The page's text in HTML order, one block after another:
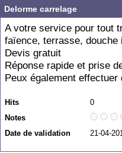
Delorme carrelage
A votre service pour tout
faïence, terrasse, douche
Devis gratuit
Réponse rapide et prise
Peux également
Hits
0
Notes
Date de validation
21-04-